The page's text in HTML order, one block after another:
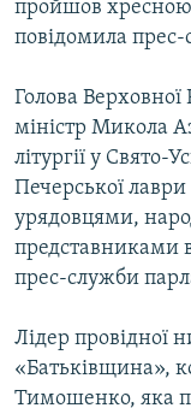
пройшов
повідомила
Голова
міністр Микола
літургії у Свято-
Печерської
урядовцями,
представниками
прес-служби
Лідер провідної
«Батьківщина»,
Тимошенко, яка